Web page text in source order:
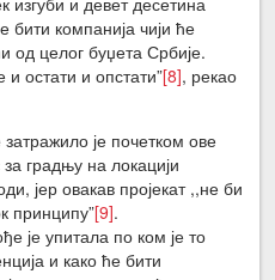
бити компанија чији ће
од целог буџета Србије.
и остати и опстати”[8], рекао
је почетком ове
градњу на локацији
јер овакав пројекат ,,не би
принципу”[9].
је упитала по ком је то
и како ће бити